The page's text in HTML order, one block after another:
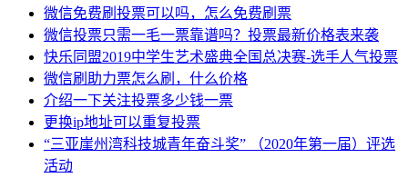
微信免费刷投票可以吗，怎么免费刷票
微信投票只需一毛一票靠谱吗？投票最新价格表来袭
快乐同盟2019中学生艺术盛典全国总决赛-选手人气投票
微信刷助力票怎么刷，什么价格
介绍一下关注投票多少钱一票
更换ip地址可以重复投票
“三亚崖州湾科技城青年奋斗奖” （2020年第一届）评选
活动